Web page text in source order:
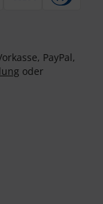
PayPal,
oder